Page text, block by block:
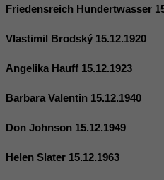
Friedensreich Hundertwasser
Vlastimil Brodský 15.12.1920
Angelika Hauff 15.12.1923
Barbara Valentin 15.12.1940
Don Johnson 15.12.1949
Helen Slater 15.12.1963